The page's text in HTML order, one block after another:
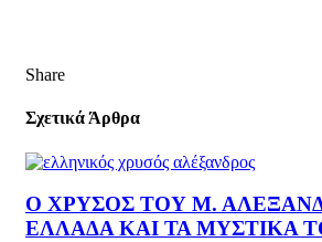
Share
Σχετικά Άρθρα
Ο ΧΡΥΣΟΣ ΤΟΥ Μ.
ΕΛΛΑΔΑ ΚΑΙ ΤΑ ΜΥΣΤΙΚΑ